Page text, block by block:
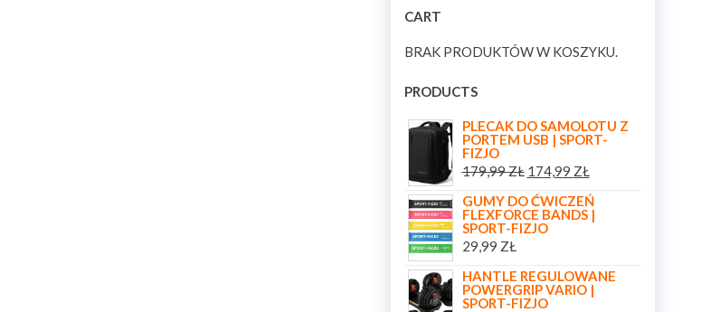
CART
BRAK PRODUKTÓW W KOSZYKU.
PRODUCTS
PLECAK DO SAMOLOTU Z
PORTEM USB | SPORT-
FIZJO
179,99ZŁ 174,99 ZŁ
GUMY DO ĆWICZEŃ
FLEXFORCE BANDS |
SPORT-FIZJO
29,99 ZŁ
HANTLE REGULOWANE
POWERGRIP VARIO |
SPORT-FIZJO